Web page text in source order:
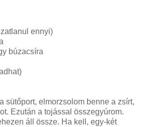
ennyi)
búzacsíra
sütőport, elmorzsolom benne a zsírt,
Ezután a tojással összegyúrom.
áll össze. Ha kell, egy-két